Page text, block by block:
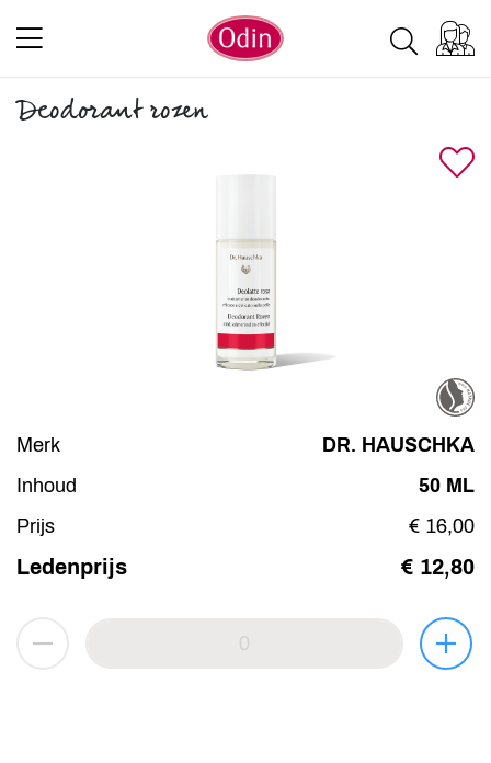
Deodorant rozen
Merk
DR. HAUSCHKA
Inhoud
50 ML
Prijs
€ 16,00
Ledenprijs € 12,80